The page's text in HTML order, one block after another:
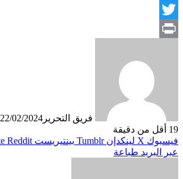
Facebook
Twitter
فريق التحرير 22/02/2024
19 أقل من دقيقة
فيسبوك X لينكدإن بينتيريست
عبر البريد طباعة